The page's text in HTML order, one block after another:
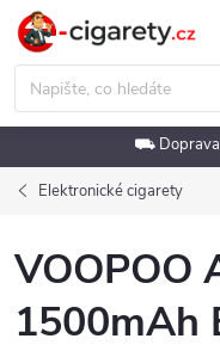
Přejít
obsah
⛟ Doprava
Elektronické cigarety
VOOPOO
1500mAh